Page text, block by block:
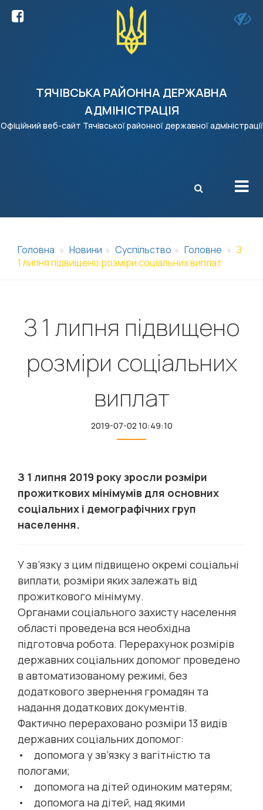
ТЯЧІВСЬКА РАЙОННА ДЕРЖАВНА
АДМІНІСТРАЦІЯ
Офіційний веб-сайт Тячівської районної державної адміністрації
X
Головна Новини Суспільство Головне
З
1 липня підвищено розміри соціальних виплат
З 1 липня підвищено
розміри соціальних
виплат
2019-07-02 10:49:10
З 1 липня 2019 року зросли розміри
прожиткових мінімумів для основних
соціальних і демографічних груп
населення.
У зв’язку з цим підвищено окремі соціальні
виплати, розміри яких залежать від
прожиткового мінімуму.
Органами соціального захисту населення
області проведена вся необхідна
підготовча робота. Перерахунок розмірів
державних соціальних допомог проведено
в автоматизованому режимі, без
додаткового звернення громадян та
надання додаткових документів.
Фактично перераховано розміри 13 видів
державних соціальних допомог:
• допомога у зв’язку з вагітністю та
пологами;
• допомога на дітей одиноким матерям;
• допомога на дітей, над якими